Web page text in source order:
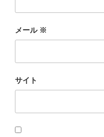
メール ※
サイト